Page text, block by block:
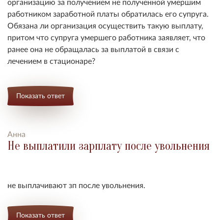
работником заработной платы обратилась его супруга.
Обязана ли организация осуществить такую выплату,
притом что супруга умершего работника заявляет, что
ранее она не обращалась за выплатой в связи с
лечением в стационаре?
Показать ответ
Анна
Не выплатили зарплату после увольнения
не выплачивают зп после увольнения.
Показать ответ